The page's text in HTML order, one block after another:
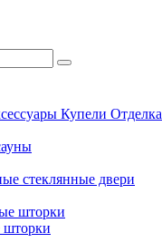
Купели Отделка
стеклянные двери
шторки
шторки